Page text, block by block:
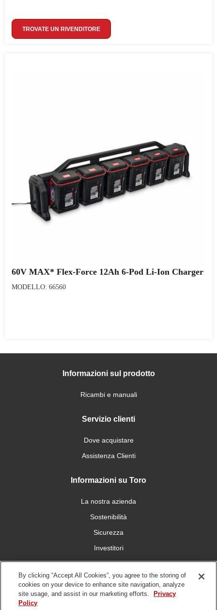
TROVATE UN RIVENDITORE
60V MAX* Flex-Force 12Ah 6-Pod Li-Ion Charger
MODELLO: 66560
Informazioni sul prodotto
Ricambi e manuali
Servizio clienti
Dove acquistare
Assistenza Clienti
Informazioni su Toro
La nostra azienda
Sostenibilità
Sicurezza
Investitori
Carriera
Connettiti con noi
By clicking “Accept All Cookies”, you agree to the storing of
cookies on your device to enhance site navigation, analyze
site usage, and assist in our marketing efforts.
Privacy
Policy